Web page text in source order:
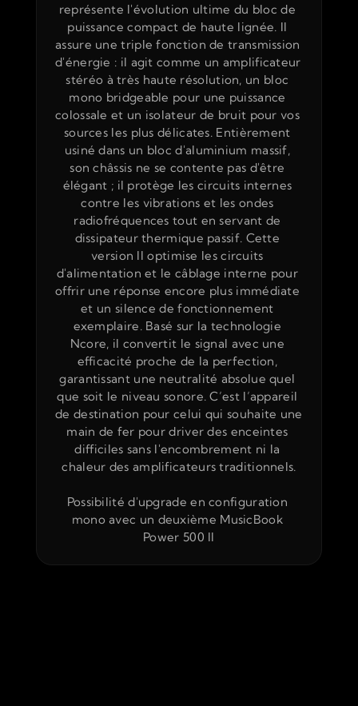
représente l'évolution ultime du bloc de
puissance compact de haute lignée. Il
assure une triple fonction de transmission
d'énergie : il agit comme un amplificateur
stéréo à très haute résolution, un bloc
mono bridgeable pour une puissance
colossale et un isolateur de bruit pour vos
sources les plus délicates. Entièrement
usiné dans un bloc d'aluminium massif,
son châssis ne se contente pas d'être
élégant ; il protège les circuits internes
contre les vibrations et les ondes
radiofréquences tout en servant de
dissipateur thermique passif. Cette
version II optimise les circuits
d'alimentation et le câblage interne pour
offrir une réponse encore plus immédiate
et un silence de fonctionnement
exemplaire. Basé sur la technologie
Ncore, il convertit le signal avec une
efficacité proche de la perfection,
garantissant une neutralité absolue quel
que soit le niveau sonore. C’est l’appareil
de destination pour celui qui souhaite une
main de fer pour driver des enceintes
difficiles sans l'encombrement ni la
chaleur des amplificateurs traditionnels.
Possibilité d'upgrade en configuration
mono avec un deuxième MusicBook
Power 500 II